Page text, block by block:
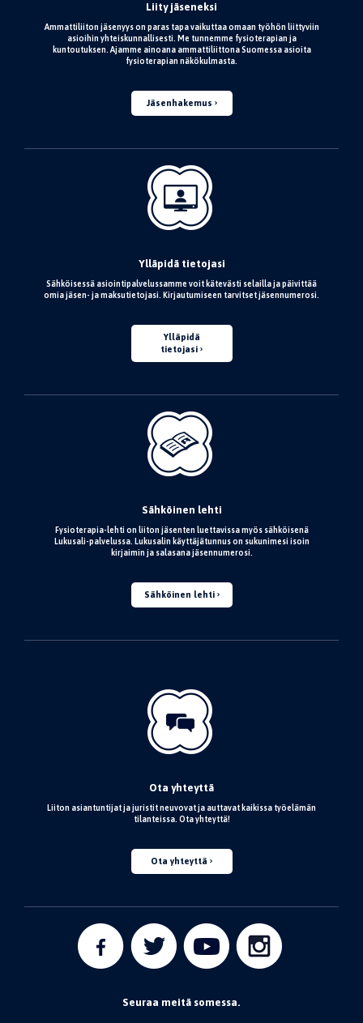
Liity jäseneksi
Ammattiliiton jäsenyys on paras tapa vaikuttaa omaan työhön liittyviin
asioihin yhteiskunnallisesti. Me tunnemme fysioterapian ja
kuntoutuksen. Ajamme ainoana ammattiliittona Suomessa asioita
fysioterapian näkökulmasta.
Jäsenhakemus
Ylläpidä tietojasi
Sähköisessä asiointipalvelussamme voit kätevästi selailla ja päivittää
omia jäsen- ja maksutietojasi. Kirjautumiseen tarvitset jäsennumerosi.
Ylläpidä
tietojasi
Sähköinen lehti
Fysioterapia-lehti on liiton jäsenten luettavissa myös sähköisenä
Lukusali-palvelussa. Lukusalin käyttäjätunnus on sukunimesi isoin
kirjaimin ja salasana jäsennumerosi.
Sähköinen lehti
Ota yhteyttä
Liiton asiantuntijat ja juristit neuvovat ja auttavat kaikissa työelämän
tilanteissa. Ota yhteyttä!
Ota yhteyttä
Seuraa meitä somessa.